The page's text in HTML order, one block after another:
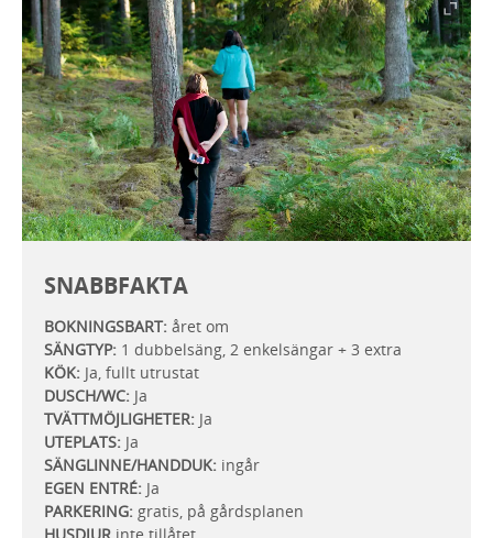
SNABBFAKTA
BOKNINGSBART: året om
SÄNGTYP: 1 dubbelsäng, 2 enkelsängar + 3 extra
KÖK: Ja, fullt utrustat
DUSCH/WC: Ja
TVÄTTMÖJLIGHETER: Ja
UTEPLATS: Ja
SÄNGLINNE/HANDDUK: ingår
EGEN ENTRÉ: Ja
PARKERING: gratis, på gårdsplanen